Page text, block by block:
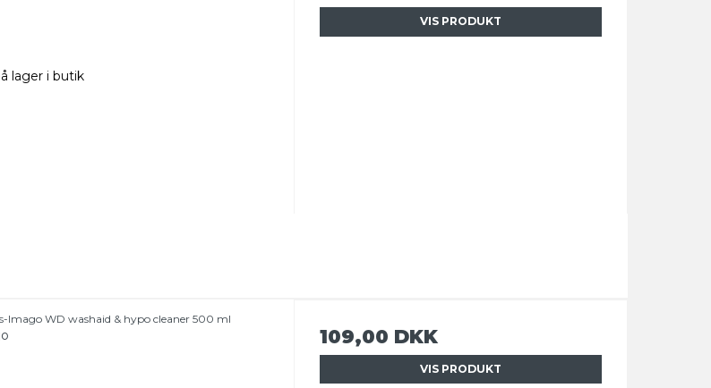
lager i butik
VIS PRODUKT
Imago WD washaid & hypo cleaner 500 ml
109,00 DKK
VIS PRODUKT